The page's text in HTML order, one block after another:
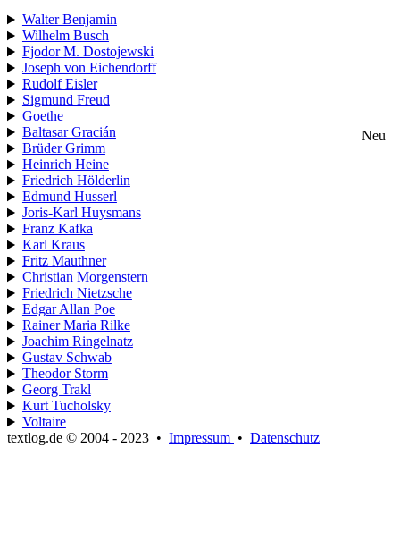
Walter Benjamin
Wilhelm Busch
Fjodor M. Dostojewski
Joseph von Eichendorff
Rudolf Eisler
Sigmund Freud
Goethe
Baltasar Gracián
Neu
Brüder Grimm
Heinrich Heine
Friedrich Hölderlin
Edmund Husserl
Joris-Karl Huysmans
Franz Kafka
Karl Kraus
Fritz Mauthner
Christian Morgenstern
Friedrich Nietzsche
Edgar Allan Poe
Rainer Maria Rilke
Joachim Ringelnatz
Gustav Schwab
Theodor Storm
Georg Trakl
Kurt Tucholsky
Voltaire
textlog.de © 2004 - 2023 • Impressum • Datenschutz